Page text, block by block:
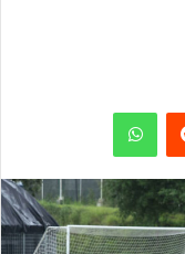
واتساب